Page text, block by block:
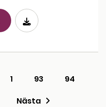
1 93
94
Nästa